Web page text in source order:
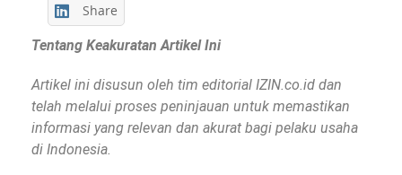
Share
Tentang Keakuratan Artikel Ini
Artikel ini disusun oleh tim editorial IZIN.co.id dan
telah melalui proses peninjauan untuk memastikan
informasi yang relevan dan akurat bagi pelaku usaha
di Indonesia.